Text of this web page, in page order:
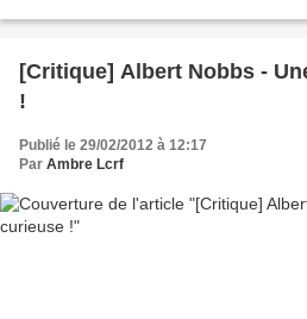
[Critique] Albert Nobbs -
!
Publié le 29/02/2012 à 12:17
Par Ambre Lcrf